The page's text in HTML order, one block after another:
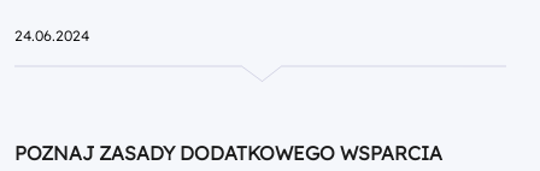
24.06.2024
POZNAJ ZASADY DODATKOWEGO WSPARCIA